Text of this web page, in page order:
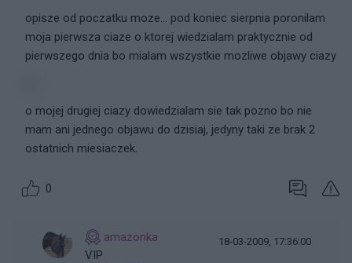
opisze od poczatku moze... pod koniec sierpnia poronilam
moja pierwsza ciaze o ktorej wiedzialam praktycznie od
pierwszego dnia bo mialam wszystkie mozliwe objawy ciazy
o mojej drugiej ciazy dowiedzialam sie tak pozno bo nie
mam ani jednego objawu do dzisiaj, jedyny taki ze brak 2
ostatnich miesiaczek.
0
amazonka
VIP
18-03-2009, 17:36:00